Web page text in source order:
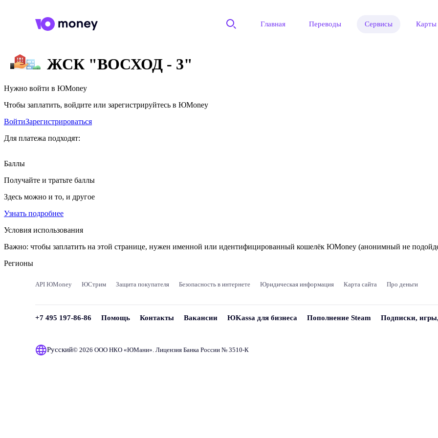
Главная Переводы Сервисы Карты
ЖСК "ВОСХОД - 3"
Нужно войти в ЮMoney
Чтобы заплатить, войдите или зарегистрируйтесь в ЮMoney
ВойтиЗарегистрироваться
Для платежа подходят:
Баллы
Получайте и тратьте баллы
Здесь можно и то, и другое
Узнать подробнее
Условия использования
Важно: чтобы заплатить на этой странице, нужен именной или идентифицированный кошелёк ЮMoney (анонимный не
Регионы
API ЮMoney ЮСтрим Защита покупателя Безопасность в интернете Юридическая информация Карта сайта Про деньги
+7 495 197-86-86 Помощь Контакты Вакансии ЮKassa для бизнеса Пополнение Steam Подписки,
Русский© 2026 ООО НКО «ЮМани». Лицензия Банка России № 3510‑К